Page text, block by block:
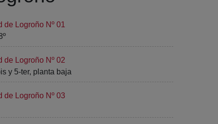
de Logroño Nº 01
de Logroño Nº 02
y 5-ter, planta baja
de Logroño Nº 03